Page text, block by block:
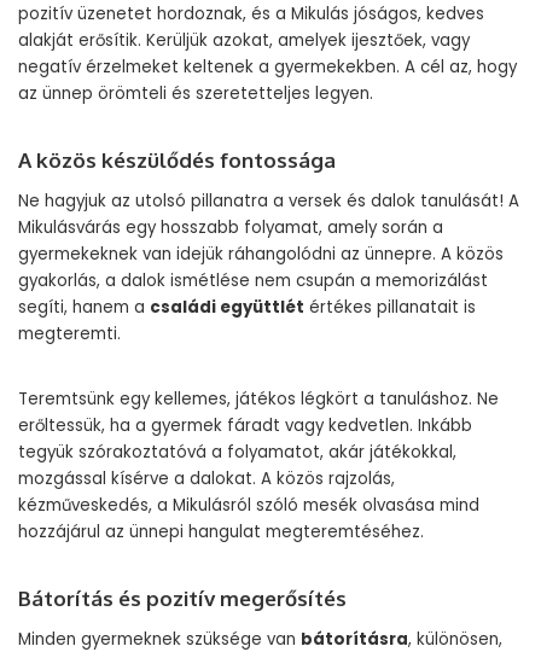
pozitív üzenetet hordoznak, és a Mikulás jóságos, kedves
alakját erősítik. Kerüljük azokat, amelyek ijesztőek, vagy
negatív érzelmeket keltenek a gyermekekben. A cél az, hogy
az ünnep örömteli és szeretetteljes legyen.
A közös készülődés fontossága
Ne hagyjuk az utolsó pillanatra a versek és dalok tanulását! A
Mikulásvárás egy hosszabb folyamat, amely során a
gyermekeknek van idejük ráhangolódni az ünnepre. A közös
gyakorlás, a dalok ismétlése nem csupán a memorizálást
segíti, hanem a családi együttlét értékes pillanatait is
megteremti.
Teremtsünk egy kellemes, játékos légkört a tanuláshoz. Ne
erőltessük, ha a gyermek fáradt vagy kedvetlen. Inkább
tegyük szórakoztatóvá a folyamatot, akár játékokkal,
mozgással kísérve a dalokat. A közös rajzolás,
kézműveskedés, a Mikulásról szóló mesék olvasása mind
hozzájárul az ünnepi hangulat megteremtéséhez.
Bátorítás és pozitív megerősítés
Minden gyermeknek szüksége van bátorításra, különösen,